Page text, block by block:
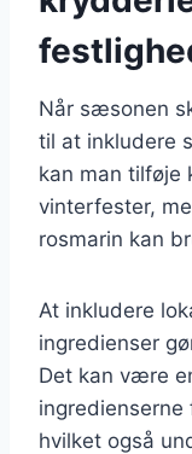
Når sæsonen
til at inkludere
kan man tilføje
vinterfester,
rosmarin kan
At inkludere
ingredienser
Det kan være
ingredienserne
hvilket også